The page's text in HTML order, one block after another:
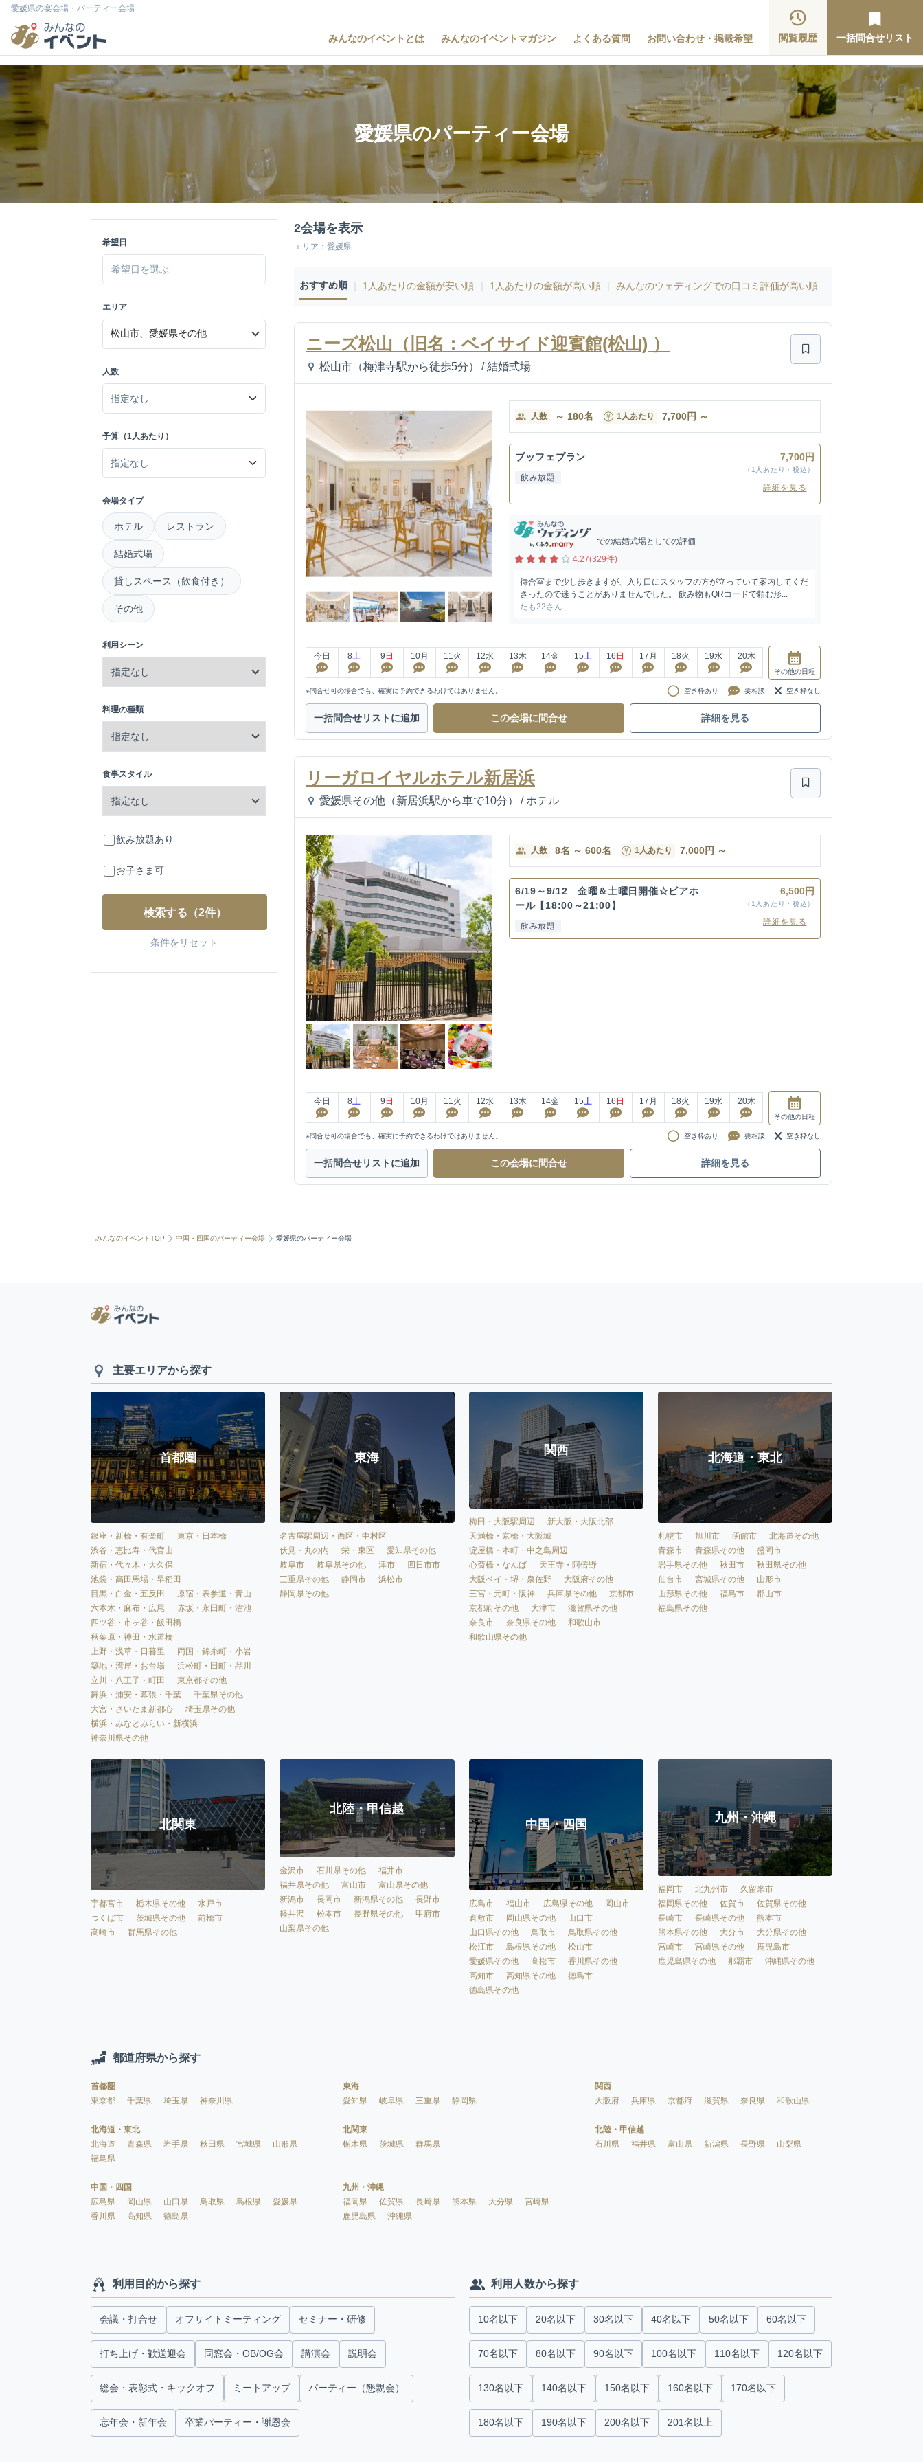
愛媛県の宴会場・パーティー会場
みんなのイベントとは みんなのイベントマガジン よくある質問 お問い合わせ・掲載希望 閲覧履歴 一括問合せリスト
愛媛県のパーティー会場
希望日
エリア
人数
予算（1人あたり）
会場タイプ
ホテル レストラン
結婚式場
貸しスペース（飲食付き）
その他
利用シーン
料理の種類
食事スタイル
飲み放題あり
お子さま可
検索する （2件）
条件をリセット
2会場を表示
エリア：愛媛県
おすすめ順 1人あたりの金額が安い順 1人あたりの金額が高い順 みんなのウェディングでの口コミ評価が高い順
ニーズ松山（旧名：ベイサイド迎賓館(松山) ）
松山市（梅津寺駅から徒歩5分） / 結婚式場
人数 ～ 180名 1人あたり 7,700円 ～
ブッフェプラン
飲み放題
7,700円
（1人あたり・税込）
詳細を見る
での結婚式場としての評価
4.27(329件)
待合室まで少し歩きますが、入り口にスタッフの方が立っていて案内してくだ
さったので迷うことがありませんでした。 飲み物もQRコードで頼む形...
たも22さん
今日 8土 9 日 10月 11火 12水 13木 14金 15土 16 日 17 月 18火 19水 20木
その他の日程
※問合せ可の場合でも、確実に予約できるわけではありません。 空き枠あり 要相談 空き枠なし
一括問合せリストに追加 この会場に問合せ 詳細を見る
リーガロイヤルホテル新居浜
愛媛県その他（新居浜駅から車で10分） / ホテル
人数 8名 ～ 600名 1人あたり 7,000円 ～
6/19～9/12 金曜＆土曜日開催☆ビアホ
ール【18:00～21:00】
飲み放題
6,500円
（1人あたり・税込）
詳細を見る
今日 8土 9 日 10月 11火 12水 13木 14金 15土 16 日 17 月 18火 19水 20木
その他の日程
※問合せ可の場合でも、確実に予約できるわけではありません。 空き枠あり 要相談 空き枠なし
一括問合せリストに追加 この会場に問合せ 詳細を見る
みんなのイベントTOP 中国・四国のパーティー会場 愛媛県のパーティー会場
主要エリアから探す
首都圏
銀座・新橋・有楽町
東京・日本橋
渋谷・恵比寿・代官山
新宿・代々木・大久保
池袋・高田馬場・早稲田
目黒・白金・五反田
原宿・表参道・青山
六本木・麻布・広尾
赤坂・永田町・溜池
四ツ谷・市ヶ谷・飯田橋
秋葉原・神田・水道橋
上野・浅草・日暮里
両国・錦糸町・小岩
築地・湾岸・お台場
浜松町・田町・品川
立川・八王子・町田
東京都その他
舞浜・浦安・幕張・千葉
千葉県その他
大宮・さいたま新都心
埼玉県その他
横浜・みなとみらい・新横浜
神奈川県その他
東海
名古屋駅周辺・西区・中村区
伏見・丸の内
栄・東区
愛知県その他
岐阜市
岐阜県その他 津市
四日市市
三重県その他
静岡市
浜松市
静岡県その他
関西
梅田・大阪駅周辺
新大阪・大阪北部
天満橋・京橋・大阪城
淀屋橋・本町・中之島周辺
心斎橋・なんば
天王寺・阿倍野
大阪ベイ・堺・泉佐野
大阪府その他
三宮・元町・阪神
兵庫県その他
京都市
京都府その他
大津市
滋賀県その他
奈良市
奈良県その他
和歌山市
和歌山県その他
北海道・東北
札幌市 旭川市 函館市
北海道その他
青森市
青森県その他
盛岡市
岩手県その他
秋田市
秋田県その他
仙台市
宮城県その他
山形市
山形県その他
福島市
郡山市
福島県その他
北関東
宇都宮市 栃木県その他
水戸市
つくば市
茨城県その他
前橋市
高崎市
群馬県その他
北陸・甲信越
金沢市 石川県その他
福井市
福井県その他
富山市
富山県その他
新潟市
長岡市 新潟県その他
長野市
軽井沢
松本市 長野県その他
甲府市
山梨県その他
中国・四国
広島市 福山市 広島県その他
岡山市
倉敷市
岡山県その他
山口市
山口県その他
鳥取市
鳥取県その他
松江市
島根県その他
松山市
愛媛県その他
高松市
香川県その他
高知市
高知県その他
徳島市
徳島県その他
九州・沖縄
福岡市 北九州市
久留米市
福岡県その他
佐賀市
佐賀県その他
長崎市
長崎県その他
熊本市
熊本県その他
大分市
大分県その他
宮崎市
宮崎県その他
鹿児島市
鹿児島県その他
那覇市 沖縄県その他
都道府県から探す
首都圏
東京都
千葉県 埼玉県 神奈川県
東海
愛知県
岐阜県 三重県 静岡県
関西
大阪府
兵庫県 京都府 滋賀県 奈良県 和歌山県
北海道・東北
北海道
青森県 岩手県 秋田県 宮城県
山形県
福島県
北関東
栃木県
茨城県 群馬県
北陸・甲信越
石川県
福井県 富山県 新潟県 長野県 山梨県
中国・四国
広島県
岡山県 山口県 鳥取県 島根県
愛媛県
香川県
高知県 徳島県
九州・沖縄
福岡県
佐賀県 長崎県 熊本県 大分県
宮崎県
鹿児島県
沖縄県
利用目的から探す
会議・打合せ オフサイトミーティング セミナー・研修
打ち上げ・歓送迎会 同窓会・OB/OG会 講演会 説明会
総会・表彰式・キックオフ ミートアップ パーティー（懇親会）
忘年会・新年会 卒業パーティー・謝恩会
利用人数から探す
10名以下 20名以下 30名以下 40名以下 50名以下 60名以下
70名以下 80名以下 90名以下 100名以下 110名以下 120名以下
130名以下 140名以下 150名以下 160名以下 170名以下
180名以下 190名以下 200名以下 201名以上